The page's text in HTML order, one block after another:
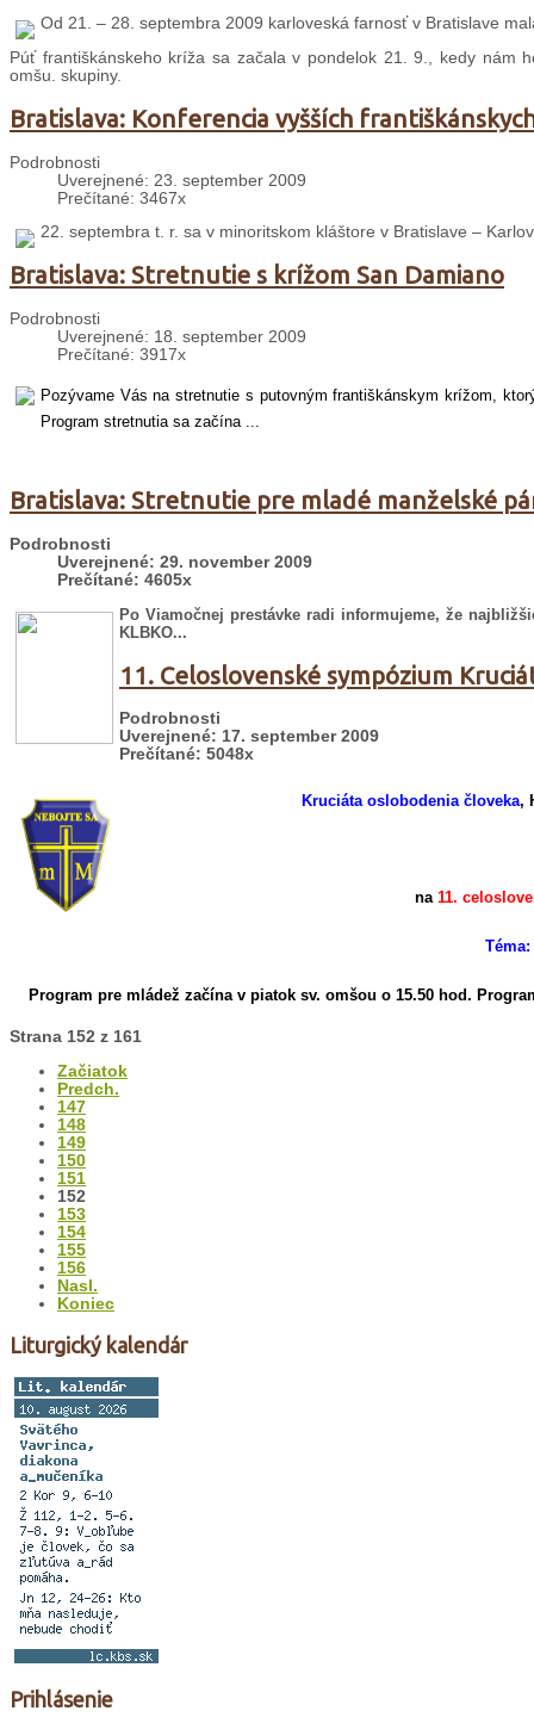
Od 21. – 28. septembra 2009 karloveská farnosť v Bratislave
Púť františkánskeho kríža sa začala v pondelok 21. 9., kedy nám
omšu. skupiny.
Bratislava: Konferencia vyšších
Podrobnosti
Uverejnené: 23. september 2009
Prečítané: 3467x
22. septembra t. r. sa v minoritskom kláštore v Bratislave –
Bratislava: Stretnutie s krížom San Damiano
Podrobnosti
Uverejnené: 18. september 2009
Prečítané: 3917x
Pozývame Vás na stretnutie s putovným františkánskym krížom,
Program stretnutia sa začína ...
Bratislava: Stretnutie pre mladé manželské
Podrobnosti
Uverejnené: 29. november 2009
Prečítané: 4605x
Po Viamočnej prestávke radi informujeme, že
KLBKO...
11. Celoslovenské sympózium
Podrobnosti
Uverejnené: 17. september 2009
Prečítané: 5048x
Kruciáta oslobodenia človeka,
na 11.
Program pre mládež začína v piatok sv. omšou o 15.50 hod.
Strana 152 z 161
Začiatok
Predch.
147
148
149
150
151
152
153
154
155
156
Nasl.
Koniec
Liturgický kalendár
Prihlásenie